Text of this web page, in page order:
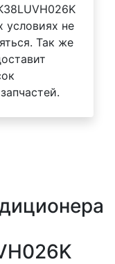
условиях не
Так же